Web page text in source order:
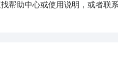
帮助中心或使用说明，或者联